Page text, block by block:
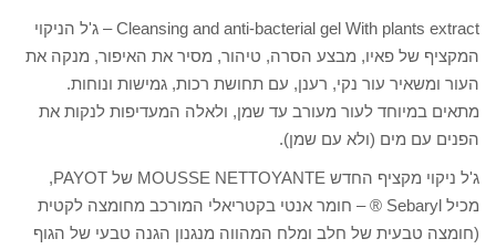
Cleansing and anti-bacterial gel With plants extract – ג'ל הניקוי
המקציף של פאיו, מבצע הסרה, טיהור, מסיר את האיפור, מנקה את
העור ומשאיר עור נקי, רענן, עם תחושת רכות, גמישות ונוחות.
מתאים במיוחד לעור מעורב עד שמן, ולאלה המעדיפות לנקות את
הפנים עם מים (ולא עם שמן).
ג'ל ניקוי מקציף החדש MOUSSE NETTOYANTE של PAYOT,
מכיל Sebaryl ® – חומר אנטי בקטריאלי המורכב מחומצה לקטית
(חומצה טבעית של חלב ומלח המהווה מנגנון הגנה טבעי של הגוף